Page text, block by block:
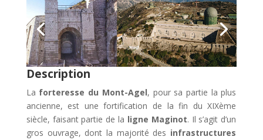
Description
La forteresse du Mont-Agel, pour sa partie la plus
ancienne, est une fortification de la fin du XIXème
siècle, faisant partie de la ligne Maginot. Il s’agit d’un
gros ouvrage, dont la majorité des infrastructures